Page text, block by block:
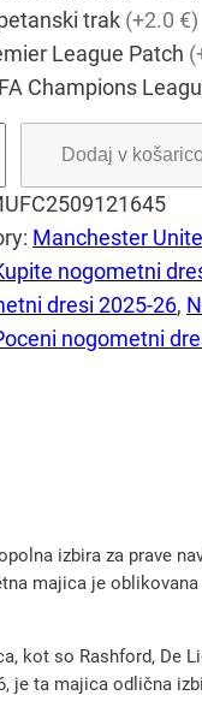
trak (+2.0 €)
League Patch
Champions
Dodaj v
Manchester
nogometni
dresi 2025-26,
nogometni
izbira za prave
majica je
kot so Rashford, De
ta majica odlična